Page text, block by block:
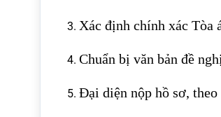
Xác định chính xác Tòa
Chuẩn bị văn bản đề
Đại diện nộp hồ sơ,